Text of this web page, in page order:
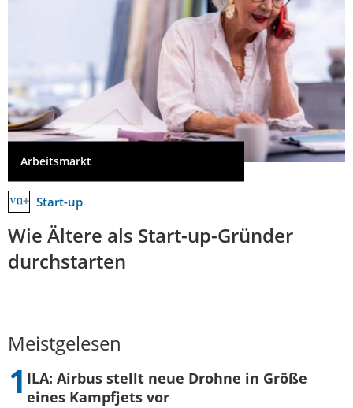
Arbeitsmarkt
Start-up
Wie Ältere als Start-up-Gründer
durchstarten
Meistgelesen
ILA: Airbus stellt neue Drohne in Größe
eines Kampfjets vor